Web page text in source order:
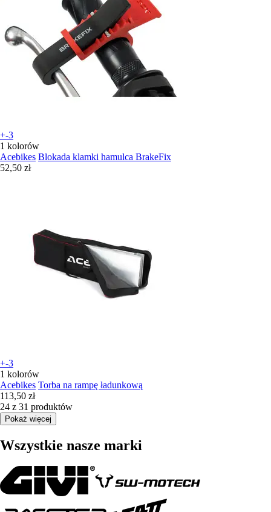
+-3
1 kolorów
Acebikes Blokada klamki hamulca BrakeFix
52,50 zł
+-3
1 kolorów
Acebikes Torba na rampę ładunkową
113,50 zł
24 z 31 produktów
Pokaż więcej
Wszystkie nasze marki